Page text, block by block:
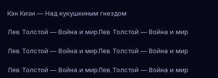
Кэн Кизи — Над кукушкиным гнездом
Лев Толстой — Война и мирЛев Толстой — Война и мир
Лев Толстой — Война и мирЛев Толстой — Война и мир
Лев Толстой — Война и мирЛев Толстой — Война и мир